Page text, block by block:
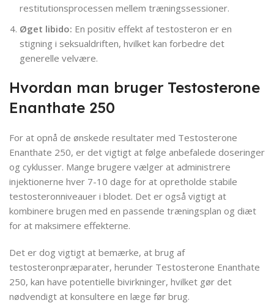
restitutionsprocessen mellem træningssessioner.
Øget libido: En positiv effekt af testosteron er en
stigning i seksualdriften, hvilket kan forbedre det
generelle velvære.
Hvordan man bruger Testosterone
Enanthate 250
For at opnå de ønskede resultater med Testosterone
Enanthate 250, er det vigtigt at følge anbefalede doseringer
og cyklusser. Mange brugere vælger at administrere
injektionerne hver 7-10 dage for at opretholde stabile
testosteronniveauer i blodet. Det er også vigtigt at
kombinere brugen med en passende træningsplan og diæt
for at maksimere effekterne.
Det er dog vigtigt at bemærke, at brug af
testosteronpræparater, herunder Testosterone Enanthate
250, kan have potentielle bivirkninger, hvilket gør det
nødvendigt at konsultere en læge før brug.